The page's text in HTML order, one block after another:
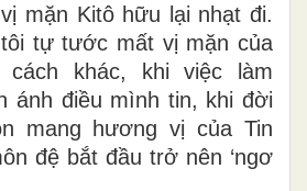
mặn Kitô hữu lại nhạt đi.
tự tước mất vị mặn của
khác, khi việc làm
ánh điều mình tin, khi đời
mang hương vị của Tin
đệ bắt đầu trở nên ‘ngơ